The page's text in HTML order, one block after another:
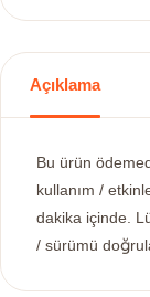
Açıklama
Bu ürün
kullanım /
dakika içinde.
/ sürümü